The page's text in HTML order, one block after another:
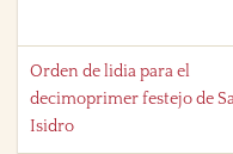
Orden de lidia para el
decimoprimer festejo de
Isidro